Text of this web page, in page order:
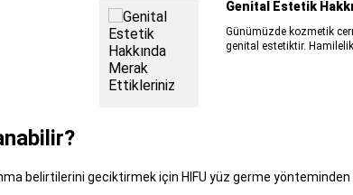
Genital Estetik
Günümüzde kozmetik
genital estetiktir.
belirtilerini geciktirmek için HIFU yüz germe yönteminden